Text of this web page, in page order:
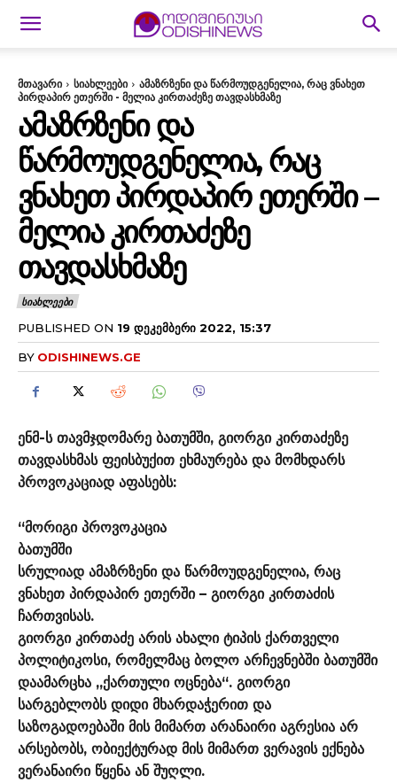
მთავარი სიახლეები
ამაზრზენი და წარმოუდგენელია, რაც ვნახეთ
პირდაპირ ეთერში - მელია კირთაძეზე თავდასხმაზე
ᲐᲛᲐᲖᲠᲖᲔᲜᲘ ᲓᲐ
ᲬᲐᲠᲛᲝᲣᲓᲒᲔᲜᲔᲚᲘᲐ, ᲠᲐᲪ
ᲕᲜᲐᲮᲔᲗ ᲞᲘᲠᲓᲐᲞᲘᲠ ᲔᲗᲔᲠᲨᲘ –
ᲛᲔᲚᲘᲐ ᲙᲘᲠᲗᲐᲫᲔᲖᲔ
ᲗᲐᲕᲓᲐᲡᲮᲛᲐᲖᲔ
ᲡᲘᲐᲮᲚᲔᲔᲑᲘ
PUBLISHED ON 19 ᲓᲔᲙᲔᲛᲑᲔᲠᲘ 2022, 15:37
BY ODISHINEWS.GE
ენმ-ს თავმჯდომარე ბათუმში, გიორგი კირთაძეზე
თავდასხმას ფეისბუქით ეხმაურება და მომხდარს
პროვოკაციად აფასებს:
“მორიგი პროვოკაცია
ბათუმში
სრულიად ამაზრზენი და წარმოუდგენელია, რაც
ვნახეთ პირდაპირ ეთერში – გიორგი კირთაძის
ჩართვისას.
გიორგი კირთაძე არის ახალი ტიპის ქართველი
პოლიტიკოსი, რომელმაც ბოლო არჩევნებში ბათუმში
დაამარცხა „ქართული ოცნება“. გიორგი
სარგებლობს დიდი მხარდაჭერით და
საზოგადოებაში მის მიმართ არანაირი აგრესია არ
არსებობს, ობიექტურად მის მიმართ ვერავის ექნება
ვერანაირი წყენა ან შუღლი.